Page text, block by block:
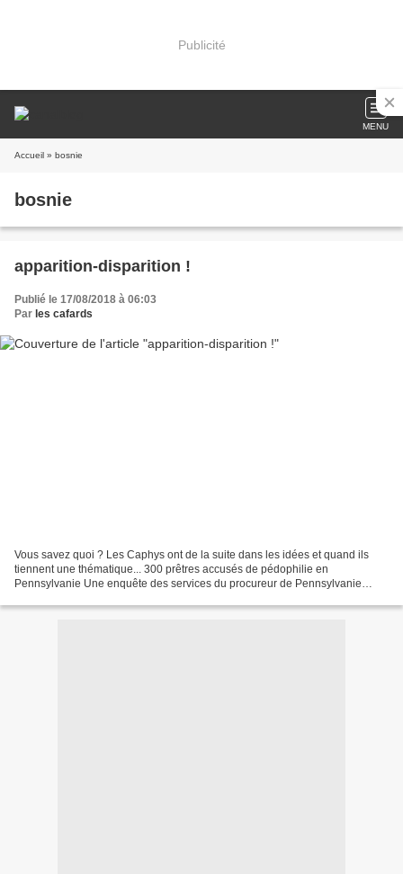
Publicité
MENU
Accueil » bosnie
bosnie
apparition-disparition !
Publié le 17/08/2018 à 06:03
Par les cafards
Vous savez quoi ? Les Caphys ont de la suite dans les idées et quand ils
tiennent une thématique... 300 prêtres accusés de pédophilie en
Pennsylvanie Une enquête des services du procureur de Pennsylvanie